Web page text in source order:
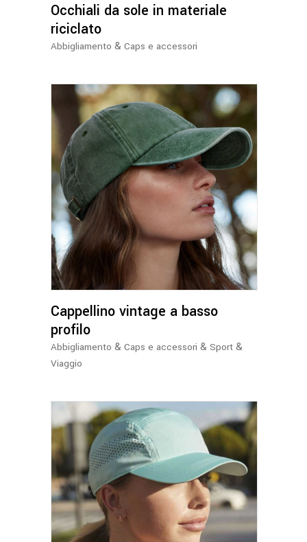
Occhiali da sole in materiale
riciclato
Abbigliamento & Caps e accessori
Questo
prodotto
ha
più
varianti.
opzioni
possono
scelte
prodotto
Cappellino vintage a basso
profilo
Abbigliamento & Caps e accessori & Sport &
Viaggio
Questo
prodotto